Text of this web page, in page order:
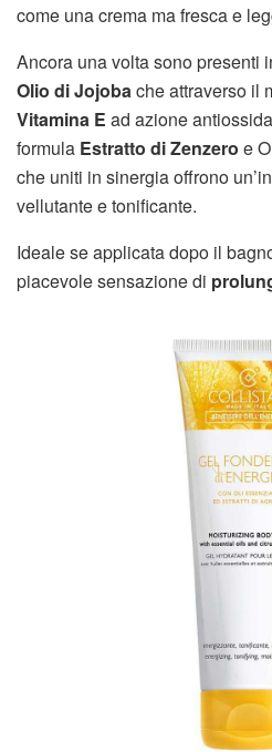
come una crema ma fresca e
Ancora una volta sono presenti
Olio di Jojobache attraverso il
Vitamina E ad azione
formula Estratto di Zenzero e
che uniti in sinergia offrono
vellutante e tonificante.
Ideale se applicata dopo il
piacevole sensazione di